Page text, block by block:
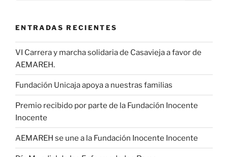
ENTRADAS RECIENTES
VI Carrera y marcha solidaria de Casavieja a favor de
AEMAREH.
Fundación Unicaja apoya a nuestras familias
Premio recibido por parte de la Fundación Inocente
Inocente
AEMAREH se une a la Fundación Inocente Inocente